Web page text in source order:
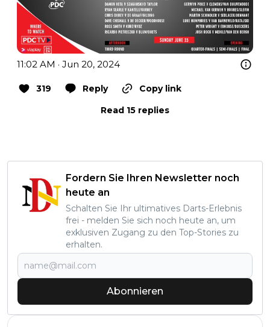
11:02 AM · Jun 20, 2024
319 Reply
Copy link
Read 15 replies
Fordern Sie Ihren Newsletter noch
heute an
Schalten Sie Ihr ultimatives Darts-Erlebnis
frei - melden Sie sich noch heute an, um
exklusiven Zugang zu den Top-Stories zu
erhalten.
Abonnieren